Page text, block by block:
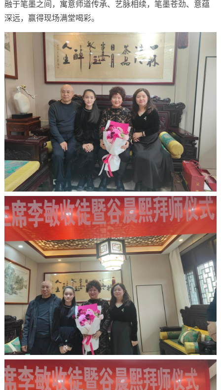
融于笔墨之间，寓意师道传承、艺脉相续，笔墨苍劲、意蕴
深远，赢得现场满堂喝彩。